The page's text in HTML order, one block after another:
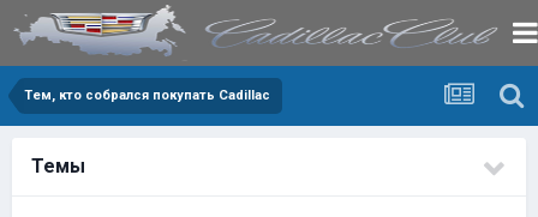
Тем, кто собрался покупать Cadillac
Темы